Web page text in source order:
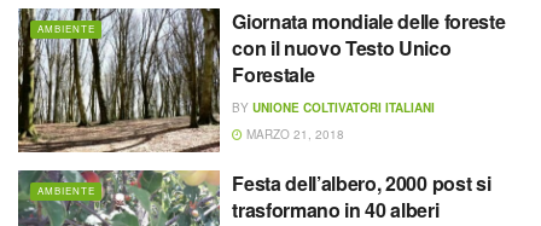
AMBIENTE
Giornata mondiale delle foreste
con il nuovo Testo Unico
Forestale
BY UNIONE COLTIVATORI ITALIANI
MARZO 21, 2018
AMBIENTE
Festa dell’albero, 2000 post si
trasformano in 40 alberi